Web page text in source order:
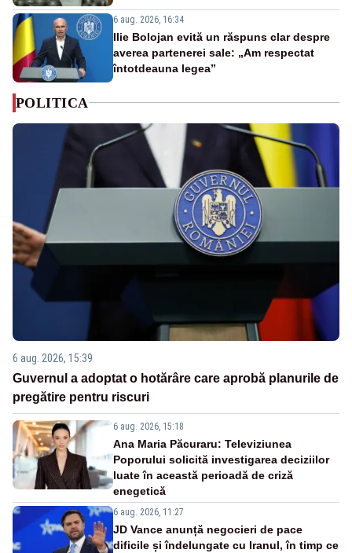
6 aug. 2026, 16:34
Ilie Bolojan evită un răspuns clar despre
averea partenerei sale: „Am respectat
întotdeauna legea”
POLITICA
6 aug. 2026, 15:39
Guvernul a adoptat o hotărâre care aprobă planurile de
pregătire pentru riscuri
6 aug. 2026, 15:18
Ana Maria Păcuraru: Televiziunea
Poporului solicită investigarea deciziilor
luate în această perioadă de criză
enegetică
6 aug. 2026, 11:27
JD Vance anunță negocieri de pace
dificile și îndelungate cu Iranul, în timp ce